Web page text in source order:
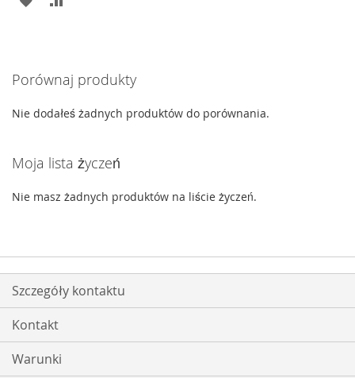
ŻYCZEŃ
Porównaj produkty
Nie dodałeś żadnych produktów do porównania.
Moja lista życzeń
Nie masz żadnych produktów na liście życzeń.
Szczegóły kontaktu
Kontakt
Warunki